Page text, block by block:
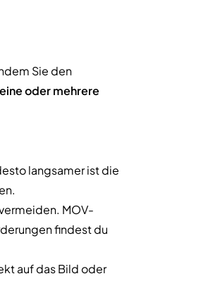
Sie den
eine oder mehrere
langsamer ist die
MOV-
findest du
auf das Bild oder